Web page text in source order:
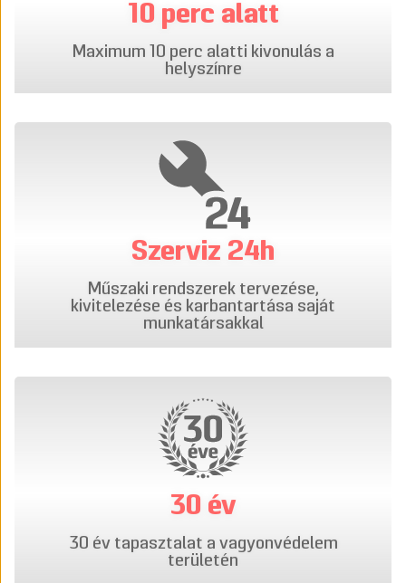
10 perc alatt
Maximum 10 perc alatti kivonulás a
helyszínre
Szerviz 24h
Műszaki rendszerek tervezése,
kivitelezése és karbantartása saját
munkatársakkal
30 év
30 év tapasztalat a vagyonvédelem
területén